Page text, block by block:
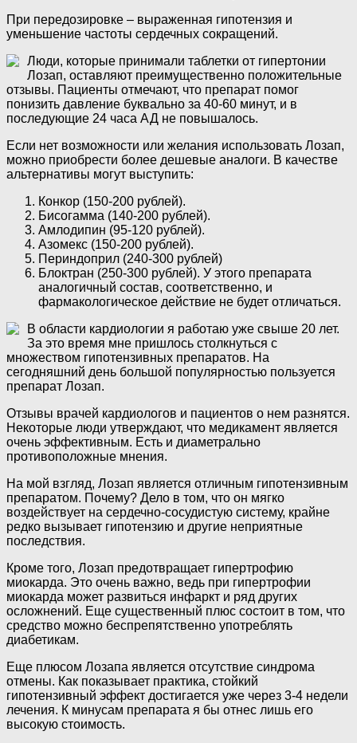
При передозировке – выраженная гипотензия и
уменьшение частоты сердечных сокращений.
Люди, которые принимали таблетки от гипертонии
Лозап, оставляют преимущественно положительные
отзывы. Пациенты отмечают, что препарат помог
понизить давление буквально за 40-60 минут, и в
последующие 24 часа АД не повышалось.
Если нет возможности или желания использовать Лозап,
можно приобрести более дешевые аналоги. В качестве
альтернативы могут выступить:
Конкор (150-200 рублей).
Бисогамма (140-200 рублей).
Амлодипин (95-120 рублей).
Азомекс (150-200 рублей).
Периндоприл (240-300 рублей)
Блоктран (250-300 рублей). У этого препарата
аналогичный состав, соответственно, и
фармакологическое действие не будет отличаться.
В области кардиологии я работаю уже свыше 20 лет.
За это время мне пришлось столкнуться с
множеством гипотензивных препаратов. На
сегодняшний день большой популярностью пользуется
препарат Лозап.
Отзывы врачей кардиологов и пациентов о нем разнятся.
Некоторые люди утверждают, что медикамент является
очень эффективным. Есть и диаметрально
противоположные мнения.
На мой взгляд, Лозап является отличным гипотензивным
препаратом. Почему? Дело в том, что он мягко
воздействует на сердечно-сосудистую систему, крайне
редко вызывает гипотензию и другие неприятные
последствия.
Кроме того, Лозап предотвращает гипертрофию
миокарда. Это очень важно, ведь при гипертрофии
миокарда может развиться инфаркт и ряд других
осложнений. Еще существенный плюс состоит в том, что
средство можно беспрепятственно употреблять
диабетикам.
Еще плюсом Лозапа является отсутствие синдрома
отмены. Как показывает практика, стойкий
гипотензивный эффект достигается уже через 3-4 недели
лечения. К минусам препарата я бы отнес лишь его
высокую стоимость.